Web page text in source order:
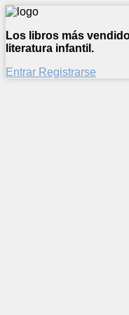
Los libros más
literatura infantil.
Entrar Registrarse